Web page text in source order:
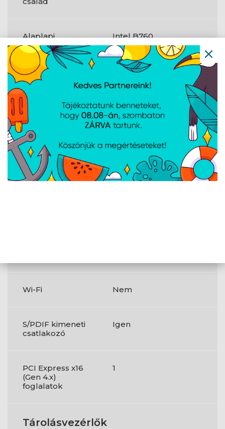
Alaplapi
chipkészlet
Intel B760
Audió kimeneti
csatornák száma
7.1 csatorna
RAID-szintek 0;1;5;10
M.2 (M) rések
száma
Wi-Fi Nem
S/PDIF kimeneti
csatlakozó
Igen
PCI Express x16
(Gen 4.x)
foglalatok
1
Tárolásvezérlők